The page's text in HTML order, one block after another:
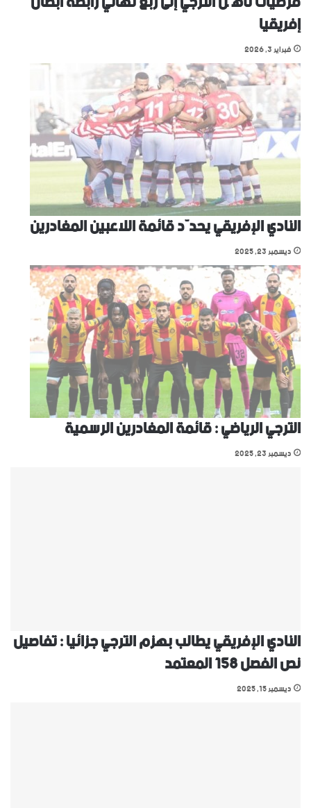
إفريقيا
فبراير 3, 2026
النادي الإفريقي يحدّد قائمة اللاعبين المغادرين
ديسمبر 23, 2025
الترجي الرياضي : قائمة المغادرين الرسمية
ديسمبر 23, 2025
النادي الإفريقي يطالب بهزم الترجي جزائيا : تفاصيل
نص الفصل 158 المعتمد
ديسمبر 15, 2025